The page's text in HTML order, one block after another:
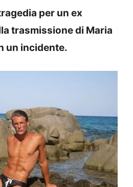
per un ex
trasmissione di Maria
un incidente.